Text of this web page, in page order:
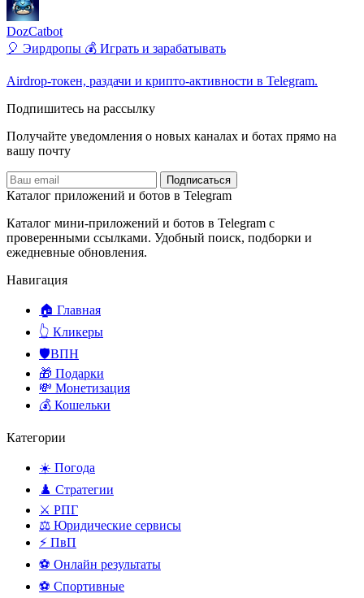
DozCatbot
🎈 Эирдропы 💰 Играть и зарабатывать
Airdrop-токен, раздачи и крипто-активности в Telegram.
Подпишитесь на рассылку
Получайте уведомления о новых каналах и ботаx прямо на
вашу почту
Подписаться
Каталог приложений и ботов в Telegram
Каталог мини-приложений и ботов в Telegram с
проверенными ссылками. Удобный поиск, подборки и
ежедневные обновления.
Навигация
🏠 Главная
👆 Кликеры
🛡️ВПН
🎁 Подарки
💸 Монетизация
💰 Кошельки
Категории
☀️ Погода
♟️ Стратегии
⚔️ РПГ
⚖️ Юридические сервисы
⚡ ПвП
⚽ Онлайн результаты
⚽ Спортивные